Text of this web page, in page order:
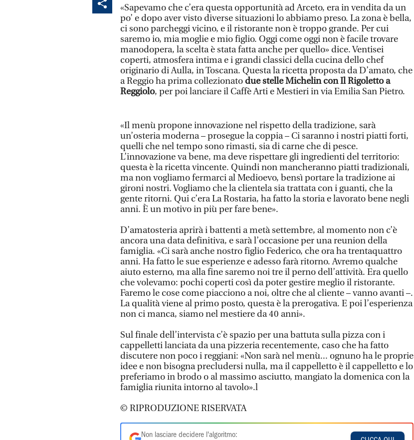
«Sapevamo che c’era questa opportunità ad Arceto, era in vendita da un
po’ e dopo aver visto diverse situazioni lo abbiamo preso. La zona è bella,
ci sono parcheggi vicino, e il ristorante non è troppo grande. Per cui
saremo io, mia moglie e mio figlio. Oggi come oggi non è facile trovare
manodopera, la scelta è stata fatta anche per quello» dice. Ventisei
coperti, atmosfera intima e i grandi classici della cucina dello chef
originario di Aulla, in Toscana. Questa la ricetta proposta da D’amato, che
a Reggio ha prima collezionato due stelle Michelin con Il Rigoletto a
Reggiolo, per poi lanciare il Caffè Arti e Mestieri in via Emilia San Pietro.
«Il menù propone innovazione nel rispetto della tradizione, sarà
un’osteria moderna – prosegue la coppia – Ci saranno i nostri piatti forti,
quelli che nel tempo sono rimasti, sia di carne che di pesce.
L’innovazione va bene, ma deve rispettare gli ingredienti del territorio:
questa è la ricetta vincente. Quindi non mancheranno piatti tradizionali,
ma non vogliamo fermarci al Medioevo, bensì portare la tradizione ai
gironi nostri. Vogliamo che la clientela sia trattata con i guanti, che la
gente ritorni. Qui c’era La Rostaria, ha fatto la storia e lavorato bene negli
anni. È un motivo in più per fare bene».
D’amatosteria aprirà i battenti a metà settembre, al momento non c’è
ancora una data definitiva, e sarà l’occasione per una reunion della
famiglia. «Ci sarà anche nostro figlio Federico, che ora ha trentaquattro
anni. Ha fatto le sue esperienze e adesso farà ritorno. Avremo qualche
aiuto esterno, ma alla fine saremo noi tre il perno dell’attività. Era quello
che volevamo: pochi coperti così da poter gestire meglio il ristorante.
Faremo le cose come piacciono a noi, oltre che al cliente – vanno avanti –.
La qualità viene al primo posto, questa è la prerogativa. E poi l’esperienza
non ci manca, siamo nel mestiere da 40 anni».
Sul finale dell’intervista c’è spazio per una battuta sulla pizza con i
cappelletti lanciata da una pizzeria recentemente, caso che ha fatto
discutere non poco i reggiani: «Non sarà nel menù... ognuno ha le proprie
idee e non bisogna precludersi nulla, ma il cappelletto è il cappelletto e lo
preferiamo in brodo o al massimo asciutto, mangiato la domenica con la
famiglia riunita intorno al tavolo».l
© RIPRODUZIONE RISERVATA
Non lasciare decidere l'algoritmo: